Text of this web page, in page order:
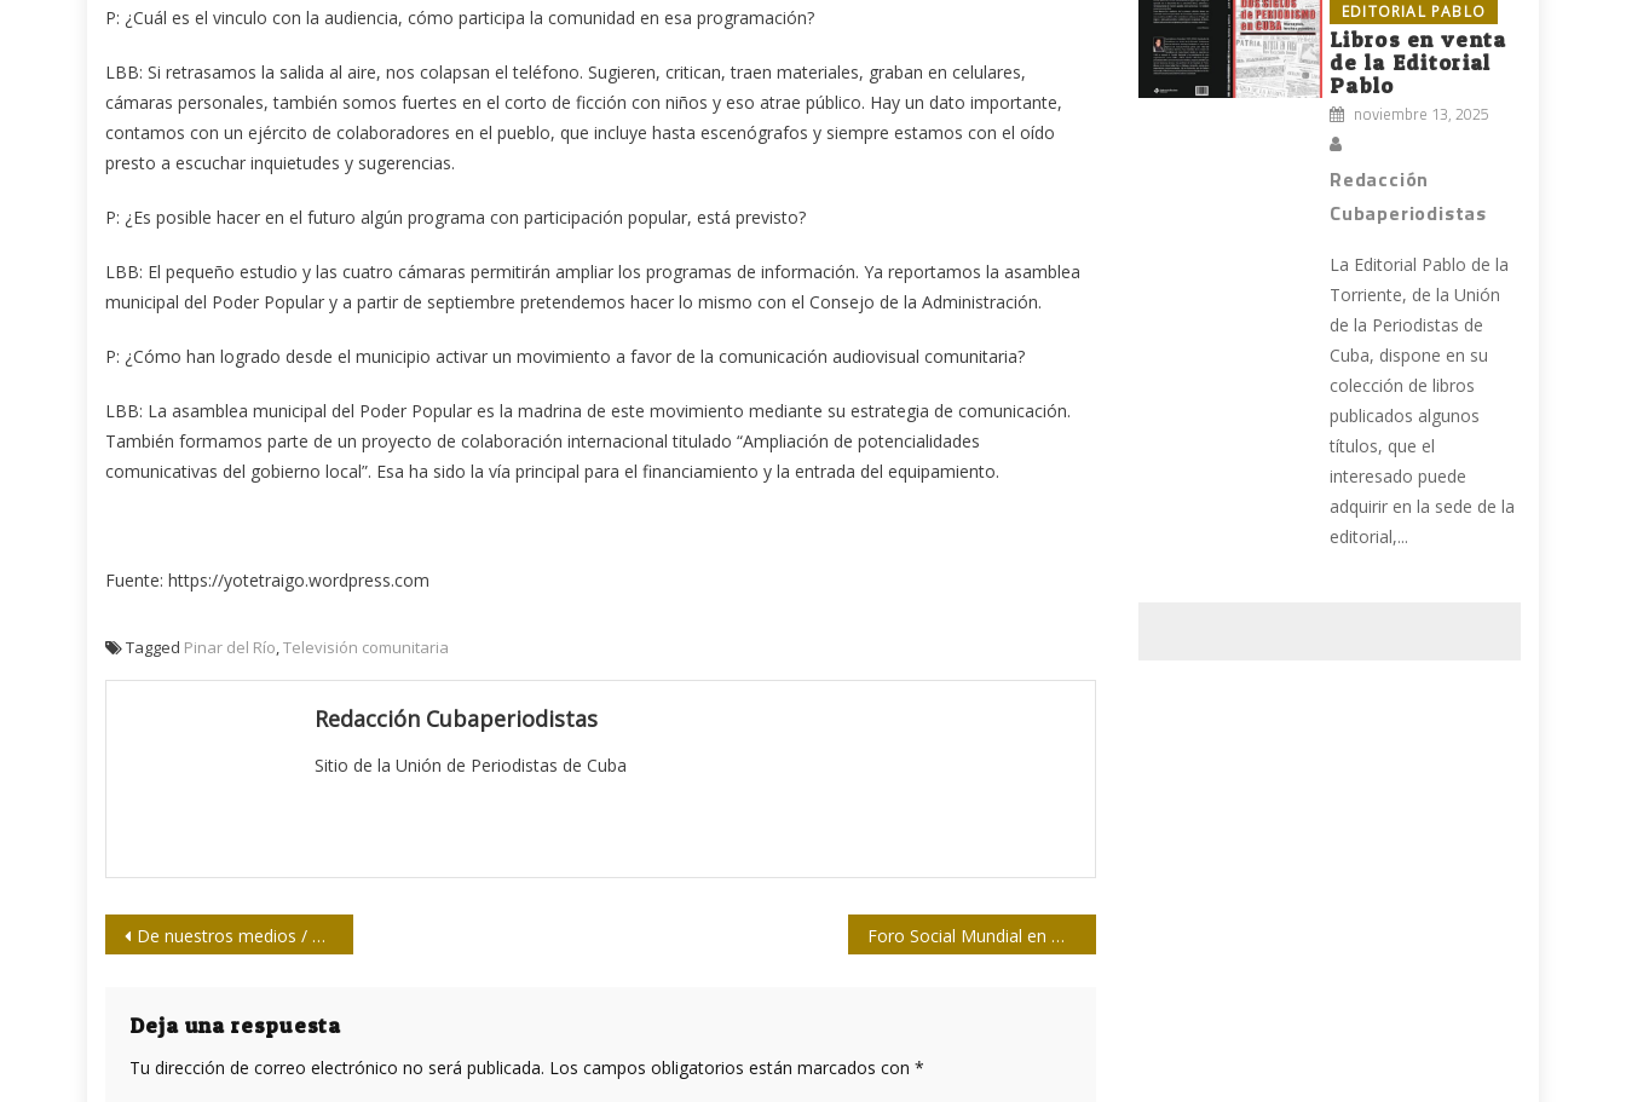
P: ¿Cuál es el vinculo con la audiencia, cómo participa la comunidad en esa programación?
LBB: Si retrasamos la salida al aire, nos colapsan el teléfono. Sugieren, critican, traen materiales, graban en celulares,
cámaras personales, también somos fuertes en el corto de ficción con niños y eso atrae público. Hay un dato importante,
contamos con un ejército de colaboradores en el pueblo, que incluye hasta escenógrafos y siempre estamos con el oído
presto a escuchar inquietudes y sugerencias.
P: ¿Es posible hacer en el futuro algún programa con participación popular, está previsto?
LBB: El pequeño estudio y las cuatro cámaras permitirán ampliar los programas de información. Ya reportamos la asamblea
municipal del Poder Popular y a partir de septiembre pretendemos hacer lo mismo con el Consejo de la Administración.
P: ¿Cómo han logrado desde el municipio activar un movimiento a favor de la comunicación audiovisual comunitaria?
LBB: La asamblea municipal del Poder Popular es la madrina de este movimiento mediante su estrategia de comunicación.
También formamos parte de un proyecto de colaboración internacional titulado “Ampliación de potencialidades
comunicativas del gobierno local”. Esa ha sido la vía principal para el financiamiento y la entrada del equipamiento.
Fuente: https://yotetraigo.wordpress.com
Tagged Pinar del Río,Televisión comunitaria
Redacción Cubaperiodistas
Sitio de la Unión de Periodistas de Cuba
Navegación
entradas
De nuestros medios / Peligrosa envoltura de cliente Foro Social Mundial en Montreal festejará los 90 de Fidel
Deja una respuesta
Tu dirección de correo electrónico no será publicada. Los campos obligatorios están marcados con *
EDITORIAL PABLO
Libros en venta
de la Editorial
Pablo
noviembre 13, 2025
Redacción
Cubaperiodistas
La Editorial Pablo de la
Torriente, de la Unión
de la Periodistas de
Cuba, dispone en su
colección de libros
publicados algunos
títulos, que el
interesado puede
adquirir en la sede de la
editorial,...